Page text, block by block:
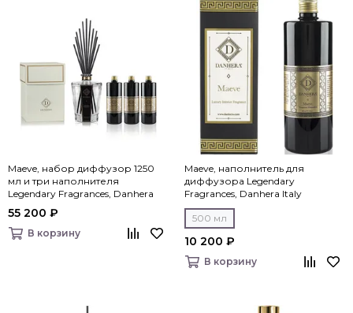
Maeve, набор диффузор 1250
мл и три наполнителя
Legendary Fragrances, Danhera
Italy
55 200 ₽
В корзину
Maeve, наполнитель для
диффузора Legendary
Fragrances, Danhera Italy
500 мл
10 200 ₽
В корзину